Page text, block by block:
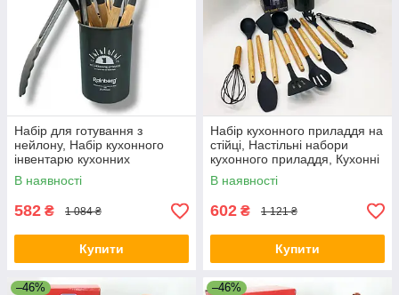
Набір для готування з
нейлону, Набір кухонного
інвентарю кухонних
предметів на підставці NX-97
В наявності
582 ₴ 1 084 ₴
Купити
Набір кухонного приладдя на
стійці, Настільні набори
кухонного приладдя, Кухонні
прилади силікон IP-16
В наявності
602 ₴ 1 121 ₴
Купити
–46% –46%